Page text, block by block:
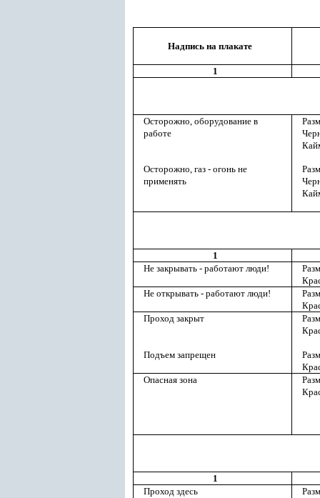
Надпись на плакате
1
Осторожно, оборудование в
работе
Осторожно, газ - огонь не
применять
1
Не закрывать - работают люди!
Не открывать - работают люди!
Проход закрыт
Подъем запрещен
Опасная зона
1
Проход здесь